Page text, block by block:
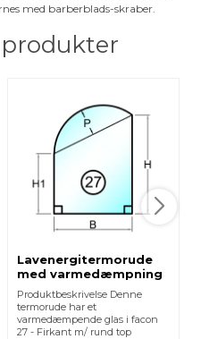
med barberblads-skraber.
Lavenergitermorude
med varmedæmpning
- Figur 27
Produktbeskrivelse Denne
termorude har et
varmedæmpende glas i facon
27 - Firkant m/ rund top